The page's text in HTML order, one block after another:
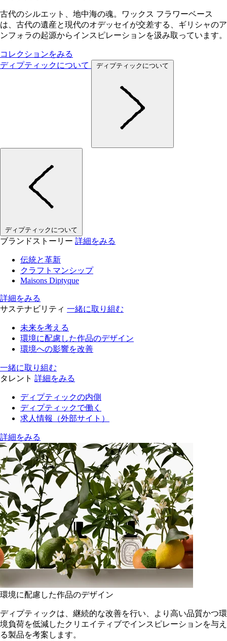
古代のシルエット、地中海の魂。ワックス フラワーベース
は、古代の遺産と現代のオデッセイが交差する、ギリシャのア
ンフォラの起源からインスピレーションを汲み取っています。
コレクションをみる
ディプティックについて
ディプティックについて
ディプティックについて
ブランドストーリー 詳細をみる
伝統と革新
クラフトマンシップ
Maisons Diptyque
詳細をみる
サステナビリティ 一緒に取り組む
未来を考える
環境に配慮した作品のデザイン
環境への影響を改善
一緒に取り組む
タレント 詳細をみる
ディプティックの内側
ディプティックで働く
求人情報（外部サイト）
詳細をみる
環境に配慮した作品のデザイン
ディプティックは、継続的な改善を行い、より高い品質かつ環
境負荷を低減した​クリエイティブでインスピレーションを与え
る製品を考案します。